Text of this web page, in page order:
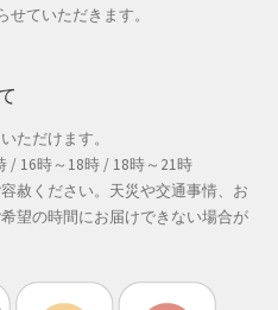
ていただきます。
ただけます。
/ 16時～18時 / 18時～21時
赦ください。天災や交通事情、お
望の時間にお届けできない場合が